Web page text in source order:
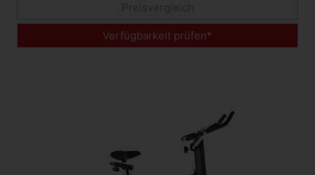
Verfügbarkeit prüfen*